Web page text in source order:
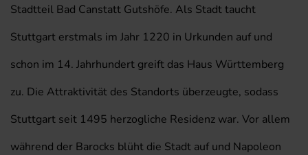
Stadtteil Bad Canstatt Gutshöfe. Als Stadt taucht
Stuttgart erstmals im Jahr 1220 in Urkunden auf und
schon im 14. Jahrhundert greift das Haus Württemberg
zu. Die Attraktivität des Standorts überzeugte, sodass
Stuttgart seit 1495 herzogliche Residenz war. Vor allem
während der Barocks blüht die Stadt auf und Napoleon